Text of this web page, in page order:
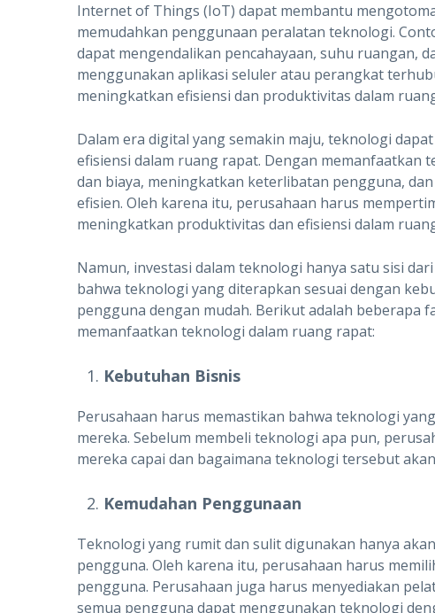
Internet of Things (IoT) dapat membantu
memudahkan penggunaan peralatan teknologi.
dapat mengendalikan pencahayaan, suhu ruangan,
menggunakan aplikasi seluler atau perangkat
meningkatkan efisiensi dan produktivitas dalam
Dalam era digital yang semakin maju, teknologi
efisiensi dalam ruang rapat. Dengan memanfaatkan
dan biaya, meningkatkan keterlibatan pengguna,
efisien. Oleh karena itu, perusahaan harus
meningkatkan produktivitas dan efisiensi dalam
Namun, investasi dalam teknologi hanya satu sisi
bahwa teknologi yang diterapkan sesuai dengan
pengguna dengan mudah. Berikut adalah beberapa
memanfaatkan teknologi dalam ruang rapat:
Kebutuhan Bisnis
Perusahaan harus memastikan bahwa teknologi
mereka. Sebelum membeli teknologi apa pun,
mereka capai dan bagaimana teknologi tersebut
Kemudahan Penggunaan
Teknologi yang rumit dan sulit digunakan hanya
pengguna. Oleh karena itu, perusahaan harus
pengguna. Perusahaan juga harus menyediakan
semua pengguna dapat menggunakan teknologi